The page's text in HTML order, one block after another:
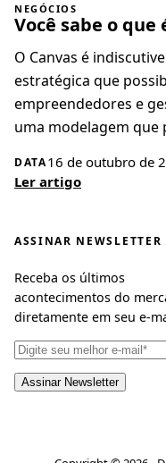
NEGÓCIOS
Você sabe o que
O Canvas é
estratégica que
empreendedores e
uma modelagem que
DATA16 de outubro de
Ler artigo
ASSINAR NEWSLETTER
Receba os últimos
acontecimentos do
diretamente em seu e-